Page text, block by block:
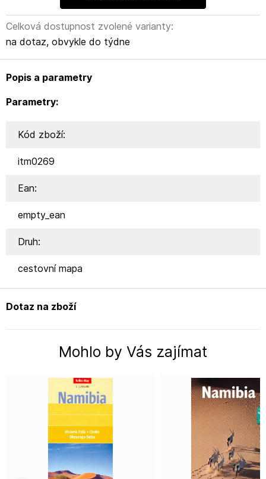
Celková dostupnost zvolené varianty:
na dotaz, obvykle do týdne
Popis a parametry
Parametry:
Kód zboží:
itm0269
Ean:
empty_ean
Druh:
cestovní mapa
Dotaz na zboží
Mohlo by Vás zajímat